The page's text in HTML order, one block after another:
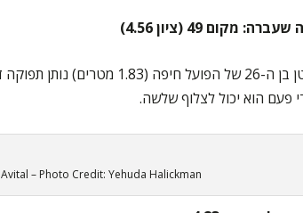
מקום 49 (ציון 4.56)
הקפטן בן ה-26 של הפועל חיפה (1.83
פעם הוא יכול לצלוף שלשה.
– Photo Credit: Yehuda Halickman